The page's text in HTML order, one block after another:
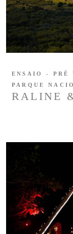
RALINE
ENSAIO - PRÉ
PARQUE